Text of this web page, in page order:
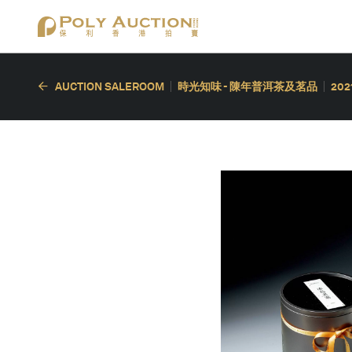
AUCTION SALEROOM 時光知味 - 陳年普洱茶及茗品